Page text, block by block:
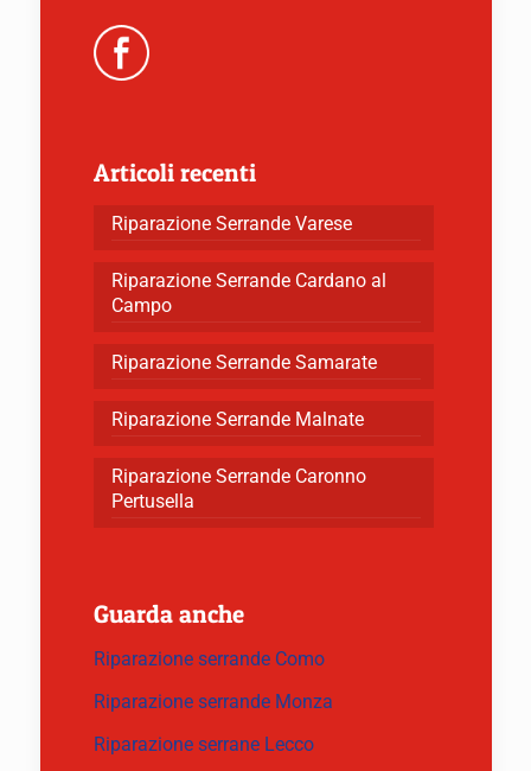
Articoli recenti
Riparazione Serrande Varese
Riparazione Serrande Cardano al
Campo
Riparazione Serrande Samarate
Riparazione Serrande Malnate
Riparazione Serrande Caronno
Pertusella
Guarda anche
Riparazione serrande Como
Riparazione serrande Monza
Riparazione serrane Lecco